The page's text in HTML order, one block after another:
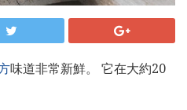
味道非常新鮮。 它在大約20